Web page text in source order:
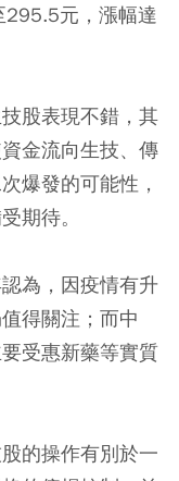
元，漲幅達
股表現不錯，其
金流向生技、傳
爆發的可能性，
期待。
為，因疫情有升
得關注；而中
受惠新藥等實質
的操作有別於一